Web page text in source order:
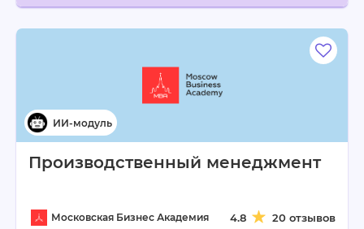
Производственный менеджмент
Московская Бизнес Академия 4.8 20 отзывов